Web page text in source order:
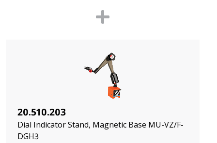
20.510.203
Dial Indicator Stand, Magnetic Base MU-VZ/F-
DGH3